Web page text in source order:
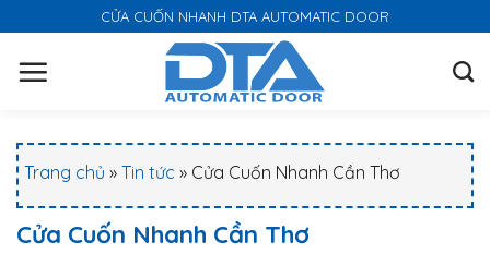
k
CỬA CUỐN NHANH DTA AUTOMATIC DOOR
Trang chủ » Tin tức » Cửa Cuốn Nhanh Cần Thơ
Cửa Cuốn Nhanh Cần Thơ